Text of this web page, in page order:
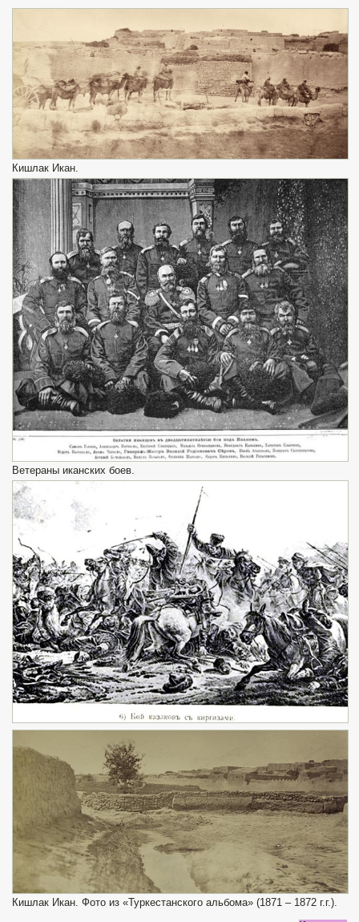
Кишлак Икан.
Ветераны иканских боев.
Кишлак Икан. Фото из «Туркестанского альбома» (1871 – 1872 г.г.).